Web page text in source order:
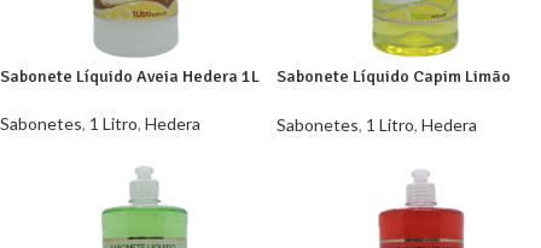
Sabonete Líquido Aveia Hedera 1L
Sabonetes, 1 Litro, Hedera
Sabonete Líquido Capim Limão
Sabonetes, 1 Litro, Hedera